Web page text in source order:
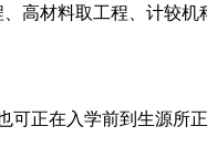
材料取工程、计较机
在入学前到生源所